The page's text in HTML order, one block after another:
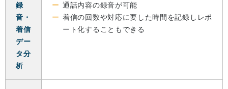
録
音・
着信
デー
タ分
析
通話内容の録音が可能
着信の回数や対応に要した時間を記録しレポ
ート化することもできる